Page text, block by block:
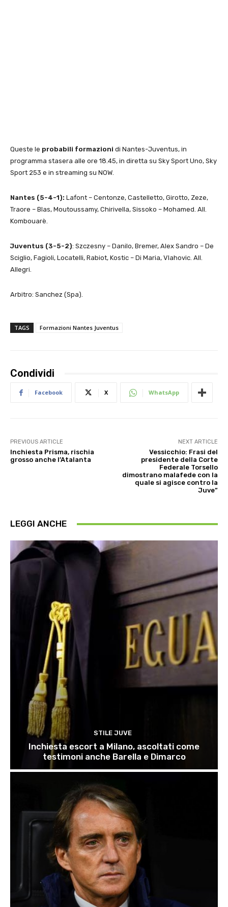
Queste le probabili formazioni di Nantes-Juventus, in
programma stasera alle ore 18.45, in diretta su Sky Sport Uno, Sky
Sport 253 e in streaming su NOW.
Nantes (5-4-1): Lafont – Centonze, Castelletto, Girotto, Zeze,
Traore – Blas, Moutoussamy, Chirivella, Sissoko – Mohamed. All.
Kombouarè.
Juventus (3-5-2): Szczesny – Danilo, Bremer, Alex Sandro – De
Sciglio, Fagioli, Locatelli, Rabiot, Kostic – Di Maria, Vlahovic. All.
Allegri.
Arbitro: Sanchez (Spa).
TAGS Formazioni Nantes Juventus
Condividi
Facebook X WhatsApp
PREVIOUS ARTICLE
Inchiesta Prisma, rischia
grosso anche l’Atalanta
NEXT ARTICLE
Vessicchio: Frasi del
presidente della Corte
Federale Torsello
dimostrano malafede con la
quale si agisce contro la
Juve”
LEGGI ANCHE
STILE JUVE
Inchiesta escort a Milano, ascoltati come
testimoni anche Barella e Dimarco